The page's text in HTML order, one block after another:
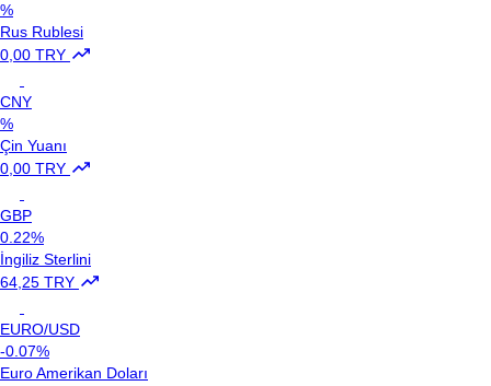
%
Rus Rublesi
0,00 TRY
CNY
%
Çin Yuanı
0,00 TRY
GBP
0.22%
İngiliz Sterlini
64,25 TRY
EURO/USD
-0.07%
Euro Amerikan Doları